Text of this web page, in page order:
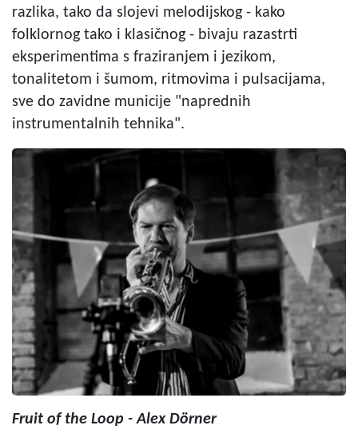
razlika, tako da slojevi melodijskog - kako
folklornog tako i klasičnog - bivaju razastrti
eksperimentima s fraziranjem i jezikom,
tonalitetom i šumom, ritmovima i pulsacijama,
sve do zavidne municije "naprednih
instrumentalnih tehnika".
Fruit of the Loop - Alex Dörner